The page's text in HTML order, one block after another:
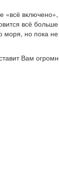
всё
моря, но пока
Вам